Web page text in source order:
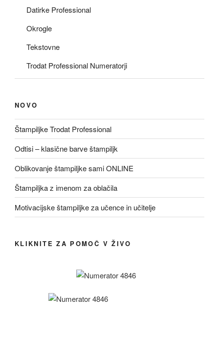
Datirke Professional
Okrogle
Tekstovne
Trodat Professional Numeratorji
NOVO
Štampiljke Trodat Professional
Odtisi – klasične barve štampiljk
Oblikovanje štampiljke sami ONLINE
Štampiljka z imenom za oblačila
Motivacijske štampiljke za učence in učitelje
KLIKNITE ZA POMOČ V ŽIVO